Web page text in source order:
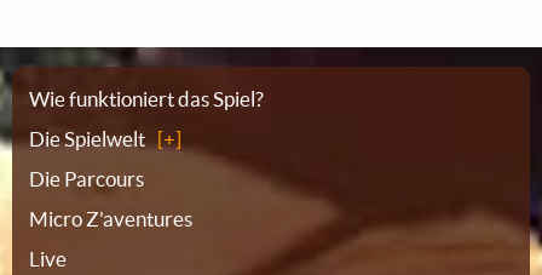
Sitemap
Wie funktioniert das Spiel?
Die Spielwelt
Die Parcours
Micro Z'aventures
Live